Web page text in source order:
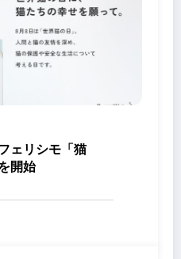
ェリシモ「猫
開始